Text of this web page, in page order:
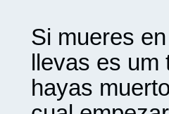
Si mueres
llevas es um
hayas